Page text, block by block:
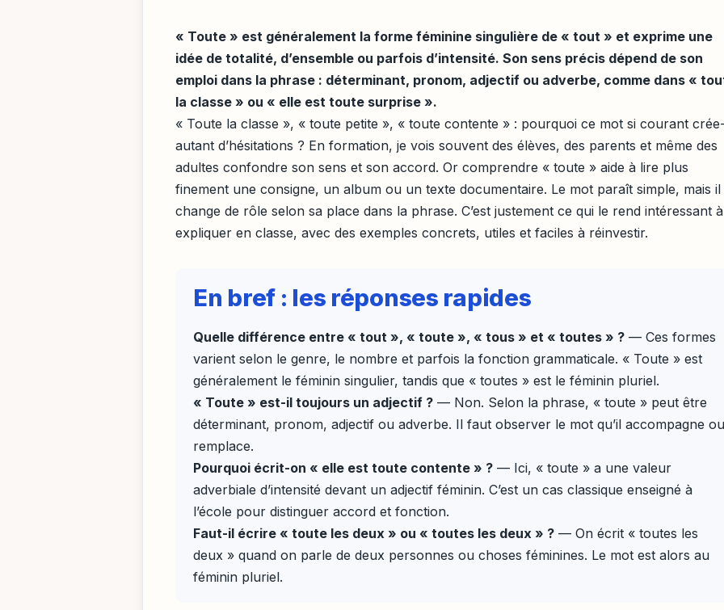
« Toute » est généralement la forme féminine singulière de « tout » et exprime une
idée de totalité, d’ensemble ou parfois d’intensité. Son sens précis dépend de son
emploi dans la phrase : déterminant, pronom, adjectif ou adverbe, comme dans «
la classe » ou « elle est toute surprise ».
« Toute la classe », « toute petite », « toute contente » : pourquoi ce mot si courant
autant d’hésitations ? En formation, je vois souvent des élèves, des parents et même des
adultes confondre son sens et son accord. Or comprendre « toute » aide à lire plus
finement une consigne, un album ou un texte documentaire. Le mot paraît simple, mais il
change de rôle selon sa place dans la phrase. C’est justement ce qui le rend intéressant à
expliquer en classe, avec des exemples concrets, utiles et faciles à réinvestir.
En bref : les réponses rapides
Quelle différence entre « tout », « toute », « tous » et « toutes » ? — Ces formes
varient selon le genre, le nombre et parfois la fonction grammaticale. « Toute » est
généralement le féminin singulier, tandis que « toutes » est le féminin pluriel.
« Toute » est-il toujours un adjectif ? — Non. Selon la phrase, « toute » peut être
déterminant, pronom, adjectif ou adverbe. Il faut observer le mot qu’il accompagne ou
remplace.
Pourquoi écrit-on « elle est toute contente » ? — Ici, « toute » a une valeur
adverbiale d’intensité devant un adjectif féminin. C’est un cas classique enseigné à
l’école pour distinguer accord et fonction.
Faut-il écrire « toute les deux » ou « toutes les deux » ? — On écrit « toutes les
deux » quand on parle de deux personnes ou choses féminines. Le mot est alors au
féminin pluriel.